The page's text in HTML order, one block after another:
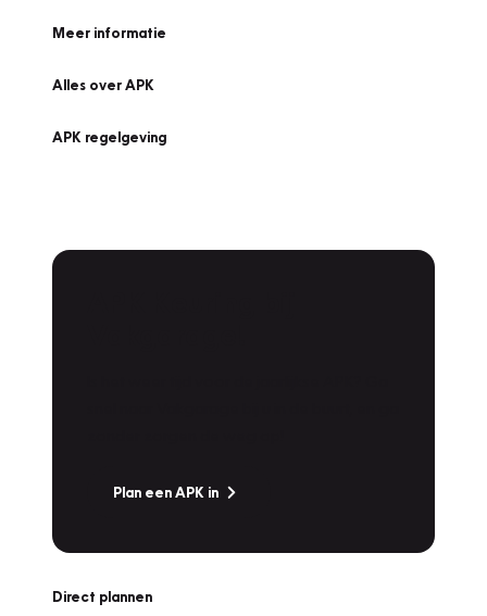
Meer informatie
Alles over APK
APK regelgeving
Plan een APK in
Direct plannen